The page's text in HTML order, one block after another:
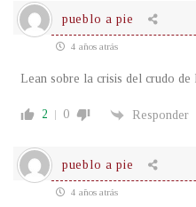
pueblo a pie
4 años atrás
Lean sobre la crisis del crudo
2 0 Responder
pueblo a pie
4 años atrás